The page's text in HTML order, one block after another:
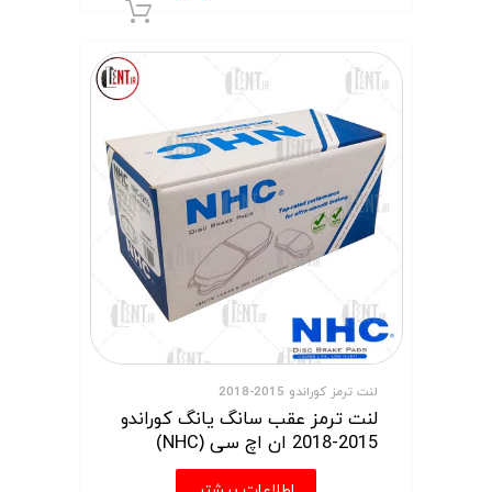
لنت ترمز کوراندو 2015-2018
لنت ترمز عقب سانگ یانگ کوراندو
2015-2018 ان اچ سی (NHC)